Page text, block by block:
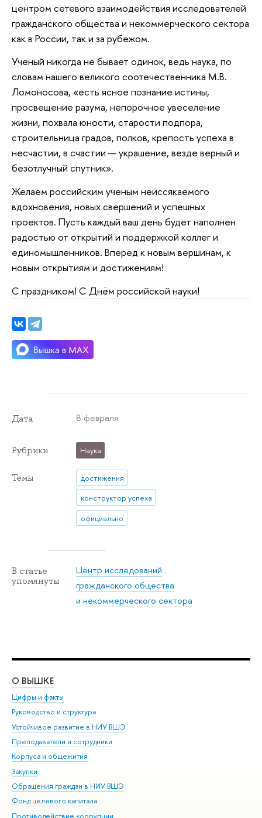
центром сетевого взаимодействия исследователей
гражданского общества и некоммерческого сектора
как в России, так и за рубежом.
Ученый никогда не бывает одинок, ведь наука, по
словам нашего великого соотечественника М.В.
Ломоносова, «есть ясное познание истины,
просвещение разума, непорочное увеселение
жизни, похвала юности, старости подпора,
строительница градов, полков, крепость успеха в
несчастии, в счастии — украшение, везде верный и
безотлучный спутник».
Желаем российским ученым неиссякаемого
вдохновения, новых свершений и успешных
проектов. Пусть каждый ваш день будет наполнен
радостью от открытий и поддержкой коллег и
единомышленников. Вперед к новым вершинам, к
новым открытиям и достижениям!
С праздником! С Днём российской науки!
Дата 8 февраля
Рубрики Наука
Темы
достижения
конструктор успеха
официально
В статье
упомянуты
Центр исследований
гражданского общества
и некоммерческого сектора
О ВЫШКЕ
Цифры и факты
Руководство и структура
Устойчивое развитие в НИУ ВШЭ
Преподаватели и сотрудники
Корпуса и общежития
Закупки
Обращения граждан в НИУ ВШЭ
Фонд целевого капитала
Противодействие коррупции